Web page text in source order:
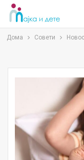
Дома Совети